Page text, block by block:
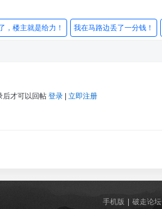
，楼主就是给力！ 我在马路边丢了一分钱！
后才可以回帖 登录 立即注册
手机版 破走论坛